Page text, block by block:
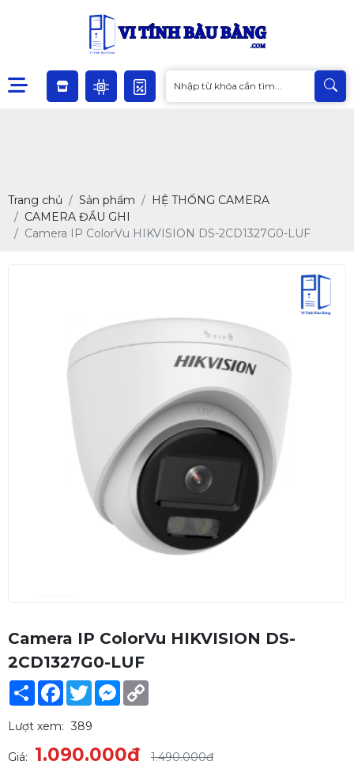
Trang chủ Sản phẩm
HỆ THỐNG CAMERA
CAMERA ĐẦU GHI
Camera IP ColorVu HIKVISION DS-2CD1327G0-LUF
Camera IP ColorVu HIKVISION DS-
2CD1327G0-LUF
Share Facebook
TwitterMessenger
Lượt xem: 389
Giá: 1.090.000đ 1.490.000đ